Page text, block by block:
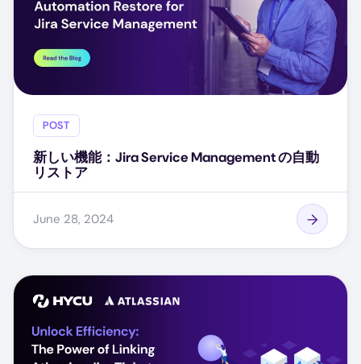
POST
新しい機能：Jira Service Management の自動
リストア
June 28, 2024